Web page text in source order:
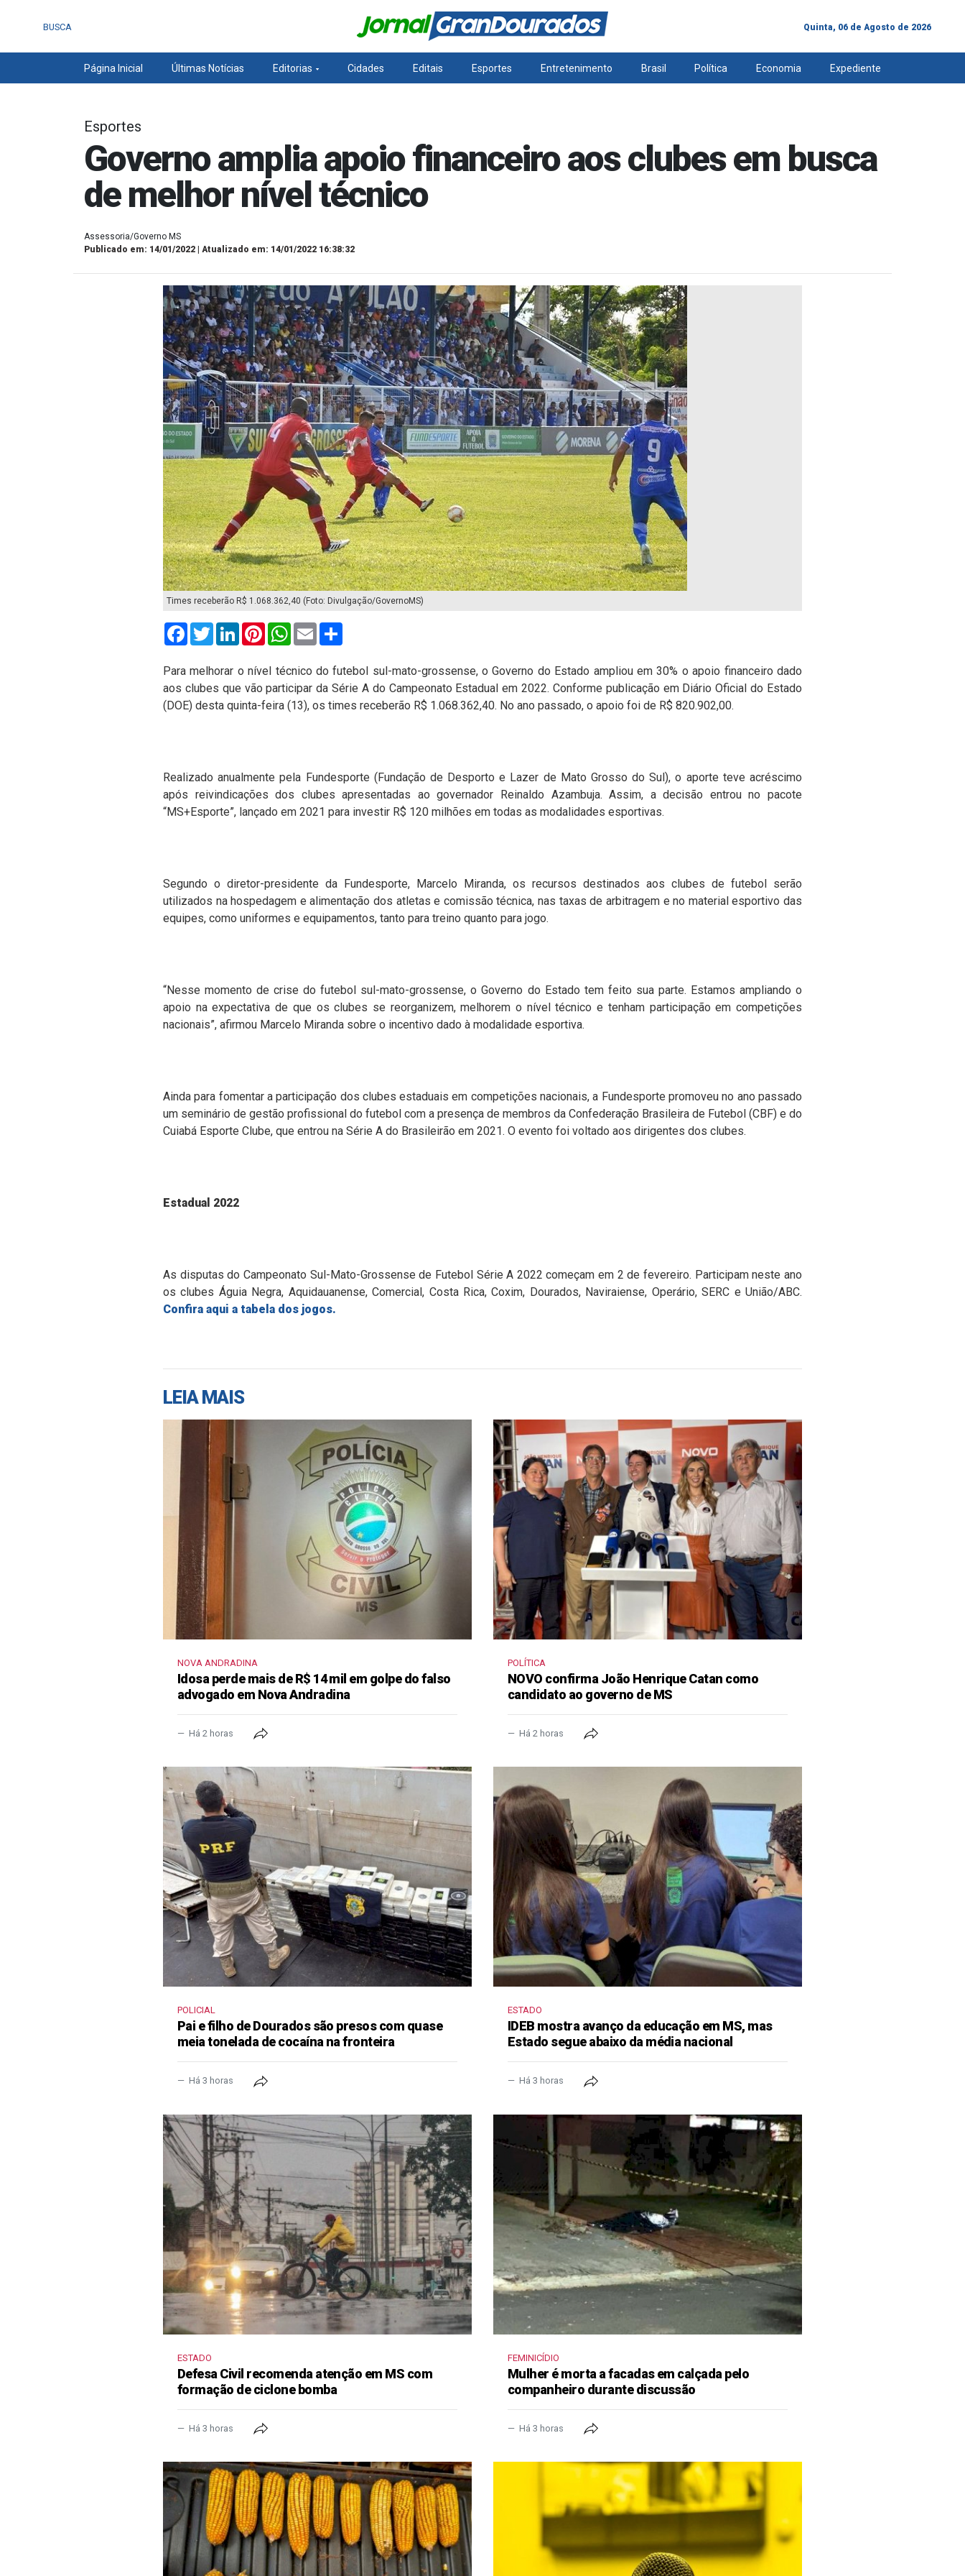
BUSCA Quinta, 06 de Agosto de 2026
Página Inicial Últimas Notícias Editorias Cidades Editais Esportes Entretenimento Brasil Política Economia Expediente
Esportes
Governo amplia apoio financeiro aos clubes em busca
de melhor nível técnico
Assessoria/Governo MS
Publicado em: 14/01/2022 | Atualizado em: 14/01/2022 16:38:32
Times receberão R$ 1.068.362,40 (Foto: Divulgação/GovernoMS)
FacebookTwitterLinkedInPinterestWhatsApp
Email
Para melhorar o nível técnico do futebol sul-mato-grossense, o Governo do Estado ampliou em 30% o apoio financeiro dado
aos clubes que vão participar da Série A do Campeonato Estadual em 2022. Conforme publicação em Diário Oficial do Estado
(DOE) desta quinta-feira (13), os times receberão R$ 1.068.362,40. No ano passado, o apoio foi de R$ 820.902,00.
Realizado anualmente pela Fundesporte (Fundação de Desporto e Lazer de Mato Grosso do Sul), o aporte teve acréscimo
após reivindicações dos clubes apresentadas ao governador Reinaldo Azambuja. Assim, a decisão entrou no pacote
“MS+Esporte”, lançado em 2021 para investir R$ 120 milhões em todas as modalidades esportivas.
Segundo o diretor-presidente da Fundesporte, Marcelo Miranda, os recursos destinados aos clubes de futebol serão
utilizados na hospedagem e alimentação dos atletas e comissão técnica, nas taxas de arbitragem e no material esportivo das
equipes, como uniformes e equipamentos, tanto para treino quanto para jogo.
“Nesse momento de crise do futebol sul-mato-grossense, o Governo do Estado tem feito sua parte. Estamos ampliando o
apoio na expectativa de que os clubes se reorganizem, melhorem o nível técnico e tenham participação em competições
nacionais”, afirmou Marcelo Miranda sobre o incentivo dado à modalidade esportiva.
Ainda para fomentar a participação dos clubes estaduais em competições nacionais, a Fundesporte promoveu no ano passado
um seminário de gestão profissional do futebol com a presença de membros da Confederação Brasileira de Futebol (CBF) e do
Cuiabá Esporte Clube, que entrou na Série A do Brasileirão em 2021. O evento foi voltado aos dirigentes dos clubes.
Estadual 2022
As disputas do Campeonato Sul-Mato-Grossense de Futebol Série A 2022 começam em 2 de fevereiro. Participam neste ano
os clubes Águia Negra, Aquidauanense, Comercial, Costa Rica, Coxim, Dourados, Naviraiense, Operário, SERC e União/ABC.
Confira aqui a tabela dos jogos.
LEIA MAIS
NOVA ANDRADINA
Idosa perde mais de R$ 14 mil em golpe do falso
advogado em Nova Andradina
Há 2 horas
POLÍTICA
NOVO confirma João Henrique Catan como
candidato ao governo de MS
Há 2 horas
POLICIAL
Pai e filho de Dourados são presos com quase
meia tonelada de cocaína na fronteira
Há 3 horas
ESTADO
IDEB mostra avanço da educação em MS, mas
Estado segue abaixo da média nacional
Há 3 horas
ESTADO
Defesa Civil recomenda atenção em MS com
formação de ciclone bomba
Há 3 horas
FEMINICÍDIO
Mulher é morta a facadas em calçada pelo
companheiro durante discussão
Há 3 horas